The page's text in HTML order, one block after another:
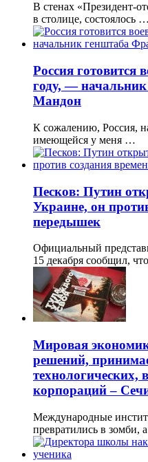
В стенах «Президент-
в столице, состоялось …
Россия готовится
году, —
Мандон
К сожалению, Россия,
имеющейся у меня …
Песков: Путин
Украине, он
передышек
Официальный
15 декабря сообщил,
Мировая
решений,
корпораций –
Международные
превратились в зомби,